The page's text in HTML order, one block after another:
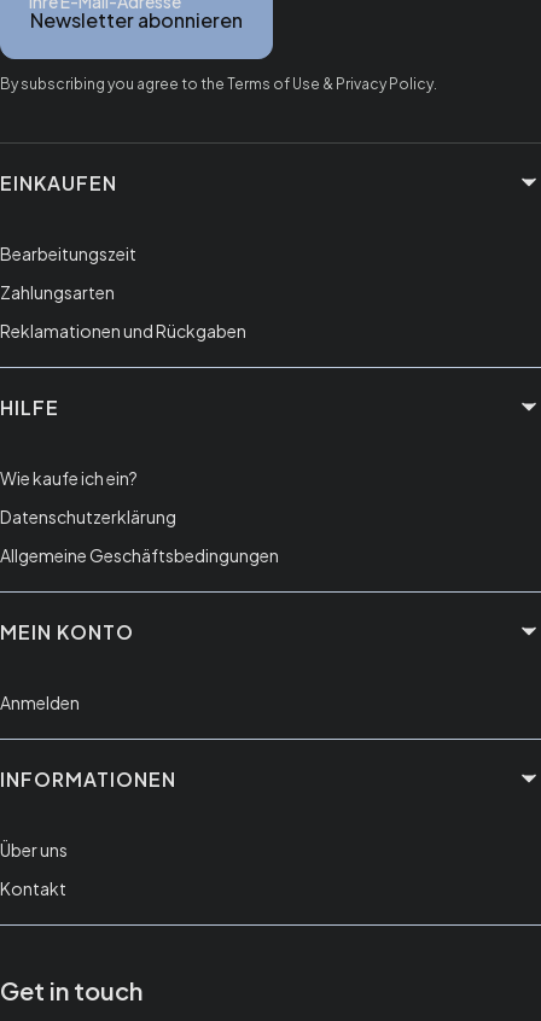
Newsletter abonnieren
By subscribing you agree to the Terms of Use & Privacy Policy.
Fußzeilenmenü
EINKAUFEN
Bearbeitungszeit
Zahlungsarten
Reklamationen und Rückgaben
HILFE
Wie kaufe ich ein?
Datenschutzerklärung
Allgemeine Geschäftsbedingungen
MEIN KONTO
Anmelden
INFORMATIONEN
Über uns
Kontakt
Get in touch